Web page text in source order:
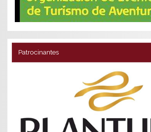
Patrocinantes